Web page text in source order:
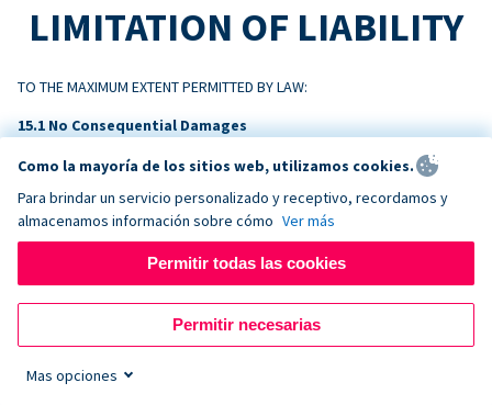
LIMITATION OF LIABILITY
TO THE MAXIMUM EXTENT PERMITTED BY LAW:
No Consequential Damages
CONSEQUENTIAL, SPECIAL, EXEMPLARY, OR PUNITIVE DAMAGES, OR
LOSS OF PROFITS, REVENUE, OR DATA, ARISING OUT OF OR RELATING
Liability Cap
DONORBOX’S TOTAL AGGREGATE LIABILITY ARISING OUT OF OR
CUSTOMER TO DONORBOX IN THE TWELVE (12) MONTHS PRECEDING
Como la mayoría de los sitios web, utilizamos cookies.
Para brindar un servicio personalizado y receptivo, recordamos y
almacenamos información sobre cómo Ver más
Permitir todas las cookies
Permitir necesarias
Mas opciones